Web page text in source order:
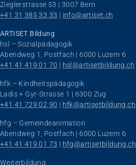
Zieglerstrasse 53 | 3007 Bern
+41 31 385 33 33 | info@artiset.ch
ARTISET Bildung
hsl – Sozialpädagogik
Abendweg 1, Postfach | 6000 Luzern 6
+41 41 419 01 70 | hsl@artisetbildung.ch
hfk – Kindheitspädagogik
Ladis + Gyr-Strasse 1 | 6300 Zug
+41 41 729 02 90 | hfk@artisetbildung.ch
hfg – Gemeindeanimation
Abendweg 1, Postfach | 6000 Luzern 6
+41 41 419 01 73 | hfg@artisetbildung.ch
Weiterbildung